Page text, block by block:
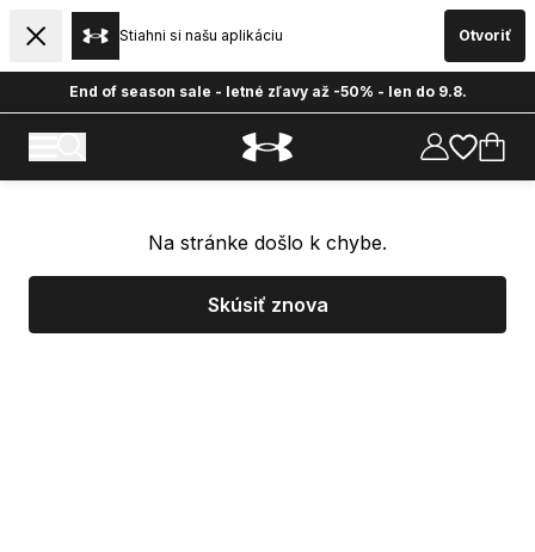
Stiahni si našu aplikáciu Otvoriť
End of season sale - letné zľavy až -50% - len do 9.8.
Na stránke došlo k chybe.
Skúsiť znova